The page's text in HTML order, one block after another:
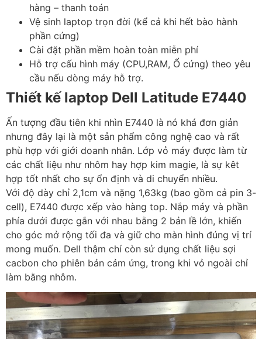
hàng – thanh toán
Vệ sinh laptop trọn đời (kể cả khi hết bào hành
phần cứng)
Cài đặt phần mềm hoàn toàn miễn phí
Hỗ trợ cấu hình máy (CPU,RAM, Ổ cứng) theo yêu
cầu nếu dòng máy hỗ trợ.
Thiết kế laptop Dell Latitude E7440
Ấn tượng đầu tiên khi nhìn E7440 là nó khá đơn giản
nhưng đây lại là một sản phẩm công nghệ cao và rất
phù hợp với giới doanh nhân. Lớp vỏ máy được làm từ
các chất liệu như nhôm hay hợp kim magie, là sự kêt
hợp tốt nhất cho sự ổn định và di chuyển nhiều.
Với độ dày chỉ 2,1cm và nặng 1,63kg (bao gồm cả pin 3-
cell), E7440 được xếp vào hàng top. Nắp máy và phần
phía dưới được gắn với nhau bằng 2 bản lề lớn, khiến
cho góc mở rộng tối đa và giữ cho màn hình đúng vị trí
mong muốn. Dell thậm chí còn sử dụng chất liệu sợi
cacbon cho phiên bản cảm ứng, trong khi vỏ ngoài chỉ
làm bằng nhôm.